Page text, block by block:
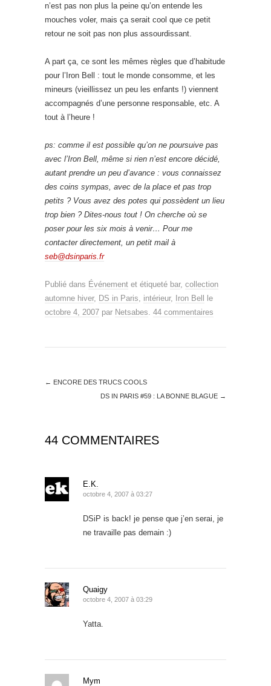
n’est pas non plus la peine qu’on entende les
mouches voler, mais ça serait cool que ce petit
retour ne soit pas non plus assourdissant.
A part ça, ce sont les mêmes règles que d’habitude
pour l’Iron Bell : tout le monde consomme, et les
mineurs (vieillissez un peu les enfants !) viennent
accompagnés d’une personne responsable, etc. A
tout à l’heure !
ps: comme il est possible qu’on ne poursuive pas
avec l’Iron Bell, même si rien n’est encore décidé,
autant prendre un peu d’avance : vous connaissez
des coins sympas, avec de la place et pas trop
petits ? Vous avez des potes qui possèdent un lieu
trop bien ? Dites-nous tout ! On cherche où se
poser pour les six mois à venir… Pour me
contacter directement, un petit mail à
seb@dsinparis.fr
Publié dans Événement et étiqueté bar, collection
automne hiver, DS in Paris intérieur, Iron Bell
le
octobre 4, 2007 par Netsabes 44 commentaires
← ENCORE DES TRUCS COOLS
DS IN PARIS #59 : LA BONNE BLAGUE →
44 COMMENTAIRES
E.K.
octobre 4, 2007 à 03:27
DSiP is back! je pense que j’en serai, je
ne travaille pas demain :)
Quaigy
octobre 4, 2007 à 03:29
Yatta.
Mym